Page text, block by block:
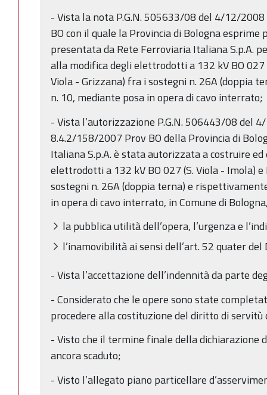
- Vista la nota P.G.N. 505633/08 del 4/12/
BO con il quale la Provincia di Bologna
presentata da Rete Ferroviaria Italiana S.p.A.
alla modifica degli elettrodotti a 132 kV BO 027
Viola - Grizzana) fra i sostegni n. 26A (doppia
n. 10, mediante posa in opera di cavo interrato;
- Vista l’autorizzazione P.G.N. 506443/08 del
8.4.2/158/2007 Prov BO della Provincia di
Italiana S.p.A. è stata autorizzata a costruire
elettrodotti a 132 kV BO 027 (S. Viola - Imola)
sostegni n. 26A (doppia terna) e
in opera di cavo interrato, in Comune di
la pubblica utilità dell’opera, l’urgenza e
l’inamovibilità ai sensi dell’art. 52 quater
- Vista l’accettazione dell’indennità da parte
- Considerato che le opere sono state
procedere alla costituzione del diritto di
- Visto che il termine finale della dichiarazione
ancora scaduto;
- Visto l’allegato piano particellare